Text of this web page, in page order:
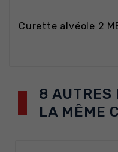
Curette alvéole 2
8 AUTRES
LA MÊME